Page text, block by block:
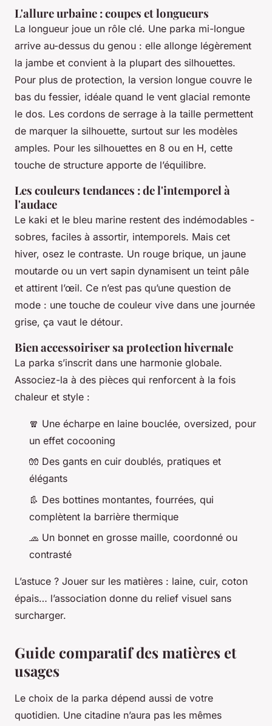
L'allure urbaine : coupes et longueurs
La longueur joue un rôle clé. Une parka mi-longue
arrive au-dessus du genou : elle allonge légèrement
la jambe et convient à la plupart des silhouettes.
Pour plus de protection, la version longue couvre le
bas du fessier, idéale quand le vent glacial remonte
le dos. Les cordons de serrage à la taille permettent
de marquer la silhouette, surtout sur les modèles
amples. Pour les silhouettes en 8 ou en H, cette
touche de structure apporte de l’équilibre.
Les couleurs tendances : de l'intemporel à
l'audace
Le kaki et le bleu marine restent des indémodables -
sobres, faciles à assortir, intemporels. Mais cet
hiver, osez le contraste. Un rouge brique, un jaune
moutarde ou un vert sapin dynamisent un teint pâle
et attirent l’œil. Ce n’est pas qu’une question de
mode : une touche de couleur vive dans une journée
grise, ça vaut le détour.
Bien accessoiriser sa protection hivernale
La parka s’inscrit dans une harmonie globale.
Associez-la à des pièces qui renforcent à la fois
chaleur et style :
🧣 Une écharpe en laine bouclée, oversized, pour
un effet cocooning
🧤 Des gants en cuir doublés, pratiques et
élégants
👢 Des bottines montantes, fourrées, qui
complètent la barrière thermique
🧢 Un bonnet en grosse maille, coordonné ou
contrasté
L’astuce ? Jouer sur les matières : laine, cuir, coton
épais… l’association donne du relief visuel sans
surcharger.
Guide comparatif des matières et
usages
Le choix de la parka dépend aussi de votre
quotidien. Une citadine n’aura pas les mêmes